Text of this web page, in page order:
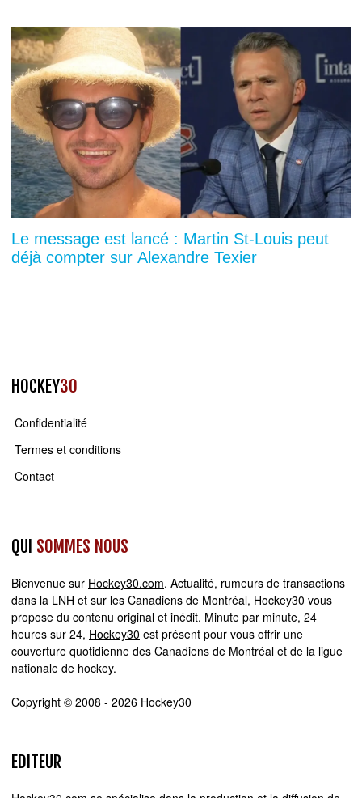
Le message est lancé : Martin St-Louis peut
déjà compter sur Alexandre Texier
HOCKEY30
Confidentialité
Termes et conditions
Contact
QUI SOMMES NOUS
Bienvenue sur Hockey30.com. Actualité, rumeurs de transactions
dans la LNH et sur les Canadiens de Montréal, Hockey30 vous
propose du contenu original et inédit. Minute par minute, 24
heures sur 24, Hockey30 est présent pour vous offrir une
couverture quotidienne des Canadiens de Montréal et de la ligue
nationale de hockey.
Copyright © 2008 - 2026 Hockey30
EDITEUR